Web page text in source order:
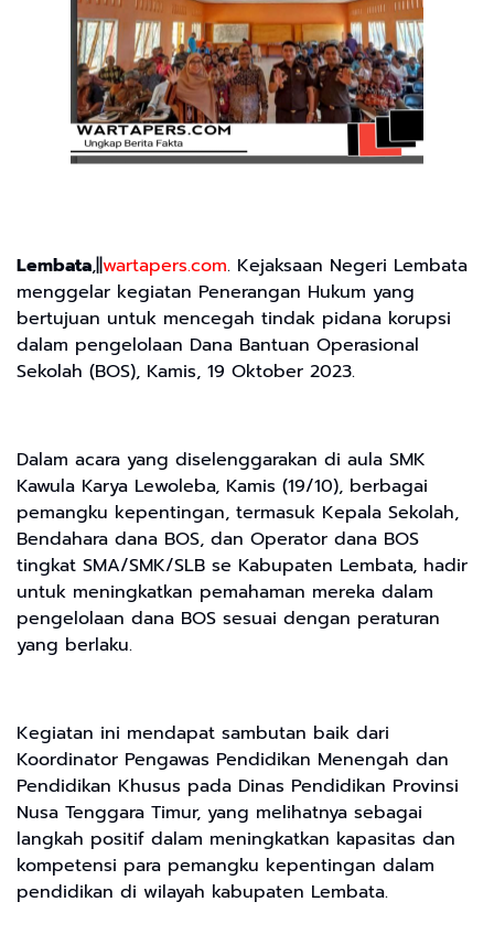
Lembata,||wartapers.com. Kejaksaan Negeri Lembata
menggelar kegiatan Penerangan Hukum yang
bertujuan untuk mencegah tindak pidana korupsi
dalam pengelolaan Dana Bantuan Operasional
Sekolah (BOS), Kamis, 19 Oktober 2023.
Dalam acara yang diselenggarakan di aula SMK
Kawula Karya Lewoleba, Kamis (19/10), berbagai
pemangku kepentingan, termasuk Kepala Sekolah,
Bendahara dana BOS, dan Operator dana BOS
tingkat SMA/SMK/SLB se Kabupaten Lembata, hadir
untuk meningkatkan pemahaman mereka dalam
pengelolaan dana BOS sesuai dengan peraturan
yang berlaku.
Kegiatan ini mendapat sambutan baik dari
Koordinator Pengawas Pendidikan Menengah dan
Pendidikan Khusus pada Dinas Pendidikan Provinsi
Nusa Tenggara Timur, yang melihatnya sebagai
langkah positif dalam meningkatkan kapasitas dan
kompetensi para pemangku kepentingan dalam
pendidikan di wilayah kabupaten Lembata.